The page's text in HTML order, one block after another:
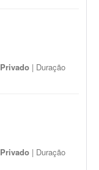
Privado | Duração
Privado | Duração